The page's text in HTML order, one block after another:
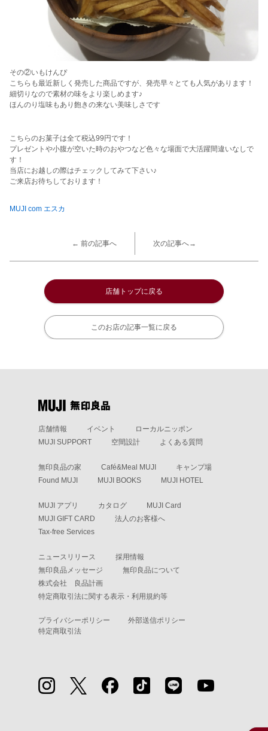
その②いもけんぴ
こちらも最近新しく発売した商品ですが、発売早々とても人気があります！
細切りなので素材の味をより楽しめます♪
ほんのり塩味もあり飽きの来ない美味しさです
こちらのお菓子は全て税込99円です！
プレゼントや小腹が空いた時のおやつなど色々な場面で大活躍間違いなしで
す！
当店にお越しの際はチェックしてみて下さい♪
ご来店お待ちしております！
MUJI com エスカ
← 前の記事へ 次の記事へ→
店舗トップに戻る
このお店の記事一覧に戻る
店舗情報 イベント
ローカルニッポン
MUJI SUPPORT
空間設計 よくある質問
無印良品の家 Café&Meal MUJI
キャンプ場
Found MUJI
MUJI BOOKS MUJI HOTEL
MUJI アプリ カタログ
MUJI Card
MUJI GIFT CARD
法人のお客様へ
Tax-free Services
ニュースリリース
採用情報
無印良品メッセージ
無印良品について
株式会社 良品計画
特定商取引法に関する表示・利用規約等
プライバシーポリシー
外部送信ポリシー
特定商取引法